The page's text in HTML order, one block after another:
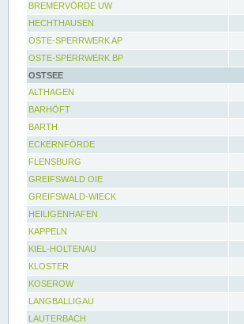
BREMERVÖRDE UW
HECHTHAUSEN
OSTE-SPERRWERK AP
OSTE-SPERRWERK BP
OSTSEE
ALTHAGEN
BARHÖFT
BARTH
ECKERNFÖRDE
FLENSBURG
GREIFSWALD OIE
GREIFSWALD-WIECK
HEILIGENHAFEN
KAPPELN
KIEL-HOLTENAU
KLOSTER
KOSEROW
LANGBALLIGAU
LAUTERBACH